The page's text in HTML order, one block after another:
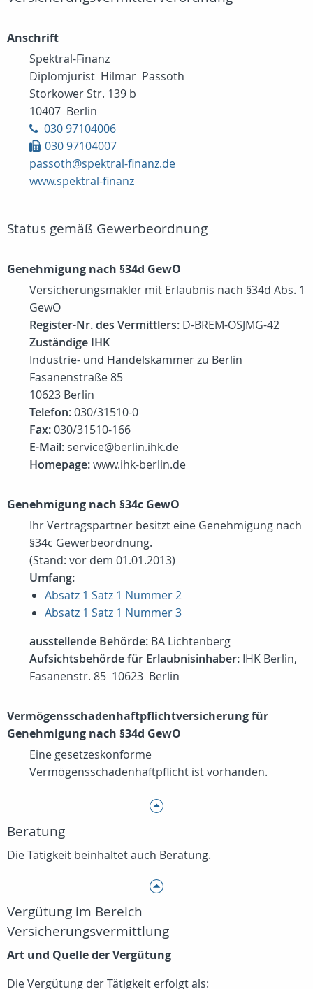
Anschrift
Spektral-Finanz
Diplomjurist Hilmar Passoth
Storkower Str. 139 b
10407 Berlin
030 97104006
030 97104007
passoth@spektral-finanz.de
www.spektral-finanz
Status gemäß Gewerbeordnung
Genehmigung nach §34d GewO
Versicherungsmakler mit Erlaubnis nach §34d Abs. 1
GewO
Register-Nr. des Vermittlers: D-BREM-OSJMG-42
Zuständige IHK
Industrie- und Handelskammer zu Berlin
Fasanenstraße 85
10623 Berlin
Telefon:030/31510-0
Fax:030/31510-166
E-Mail: service@berlin.ihk.de
Homepage:www.ihk-berlin.de
Genehmigung nach §34c GewO
Ihr Vertragspartner besitzt eine Genehmigung nach
§34c Gewerbeordnung.
(Stand: vor dem 01.01.2013)
Umfang:
Absatz 1 Satz 1 Nummer 2
Absatz 1 Satz 1 Nummer 3
ausstellende Behörde: BA Lichtenberg
Aufsichtsbehörde für Erlaubnisinhaber: IHK Berlin,
Fasanenstr. 85 10623 Berlin
Vermögensschadenhaftpflichtversicherung für
Genehmigung nach §34d GewO
Eine gesetzeskonforme
Vermögensschadenhaftpflicht ist vorhanden.
Beratung
Die Tätigkeit beinhaltet auch Beratung.
Vergütung im Bereich
Versicherungsvermittlung
Art und Quelle der Vergütung
Die Vergütung der Tätigkeit erfolgt als: